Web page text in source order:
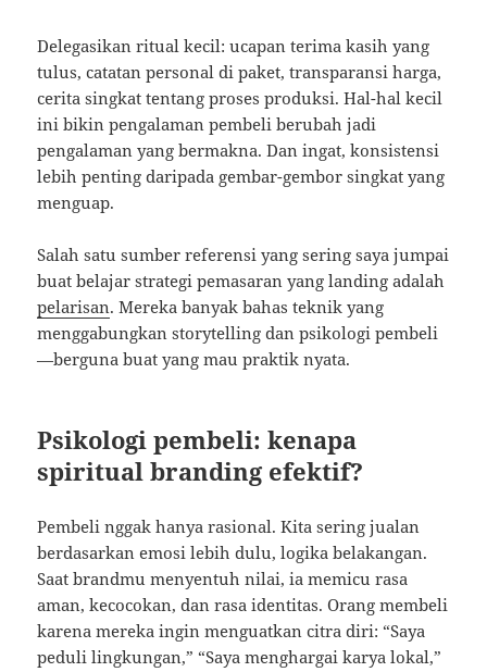
Delegasikan ritual kecil: ucapan terima kasih yang
tulus, catatan personal di paket, transparansi harga,
cerita singkat tentang proses produksi. Hal-hal kecil
ini bikin pengalaman pembeli berubah jadi
pengalaman yang bermakna. Dan ingat, konsistensi
lebih penting daripada gembar-gembor singkat yang
menguap.
Salah satu sumber referensi yang sering saya jumpai
buat belajar strategi pemasaran yang landing adalah
pelarisan. Mereka banyak bahas teknik yang
menggabungkan storytelling dan psikologi pembeli
—berguna buat yang mau praktik nyata.
Psikologi pembeli: kenapa
spiritual branding efektif?
Pembeli nggak hanya rasional. Kita sering jualan
berdasarkan emosi lebih dulu, logika belakangan.
Saat brandmu menyentuh nilai, ia memicu rasa
aman, kecocokan, dan rasa identitas. Orang membeli
karena mereka ingin menguatkan citra diri: “Saya
peduli lingkungan,” “Saya menghargai karya lokal,”